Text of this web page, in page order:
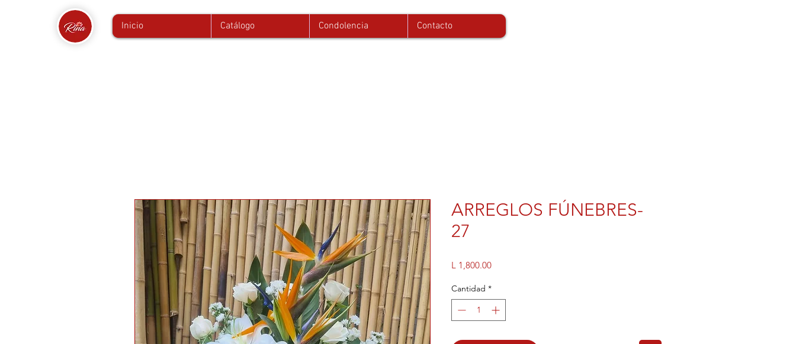
Inicio Catálogo Condolencia Contacto
ARREGLOS FÚNEBRES-
27
L 1,800.00Precio
Cantidad *